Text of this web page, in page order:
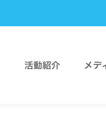
活動紹介 メデ